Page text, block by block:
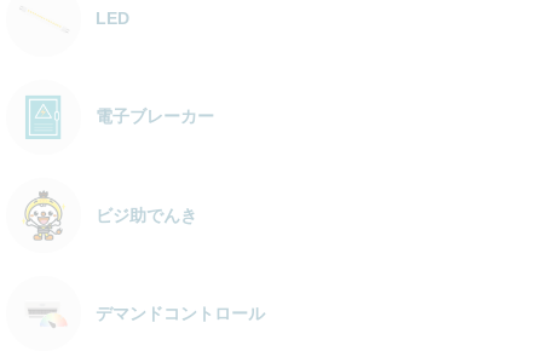
LED
電子ブレーカー
ビジ助でんき
デマンドコントロール